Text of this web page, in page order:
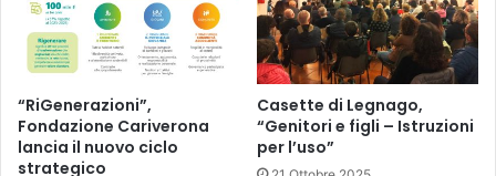
“RiGenerazioni”,
Fondazione Cariverona
lancia il nuovo ciclo
strategico
Casette di Legnago,
“Genitori e figli – Istruzioni
per l’uso”